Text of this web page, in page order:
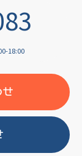
18:00
せ